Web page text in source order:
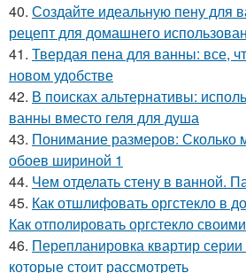
40. Создайте идеальную пену для
рецепт для домашнего
41. Твердая пена для ванны: все,
новом удобстве
42. В поисках альтернативы:
ванны вместо геля для душа
43. Понимание размеров: Сколько
обоев шириной 1
44. Чем отделать стену в ванной.
45. Как отшлифовать оргстекло в
Как отполировать оргстекло
46. Перепланировка квартир
которые стоит рассмотреть